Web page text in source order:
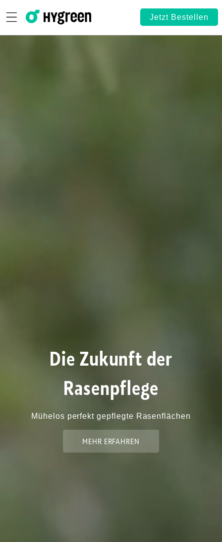
Jetzt Bestellen
Die Zukunft der
Rasenpflege
Mühelos perfekt gepflegte Rasenflächen
MEHR ERFAHREN